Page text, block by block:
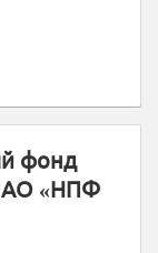
фонд
АО «НПФ